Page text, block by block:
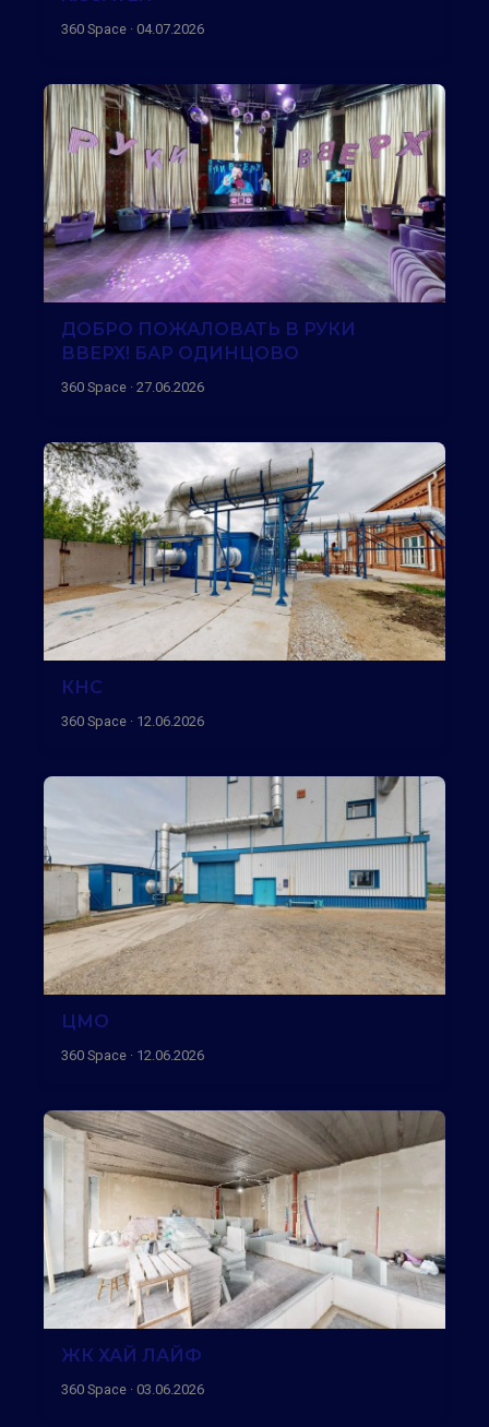
360 Space · 04.07.2026
ДОБРО ПОЖАЛОВАТЬ В РУКИ
ВВЕРХ! БАР ОДИНЦОВО
360 Space · 27.06.2026
КНС
360 Space · 12.06.2026
ЦМО
360 Space · 12.06.2026
ЖК ХАЙ ЛАЙФ
360 Space · 03.06.2026